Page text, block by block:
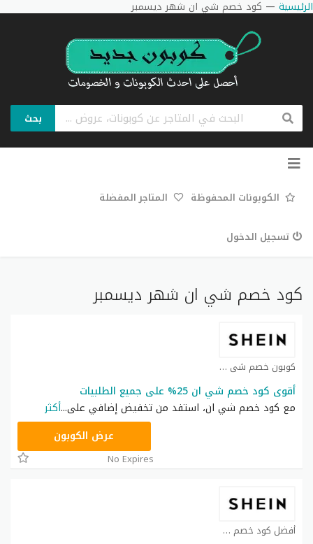
الرئيسية — كود خصم شي ان شهر ديسمبر
بحث
تخطي
الكوبونات المحفوظة المتاجر المفضلة
تسجيل الدخول
كود خصم شي ان شهر ديسمبر
كوبون خصم شي ان كوبون
أقوى كود خصم شي ان 25% على جميع الطلبيات
مع كود خصم شي ان، استفد من تخفيض إضافي على...أكثر
عرض الكوبون
No Expires
أفضل كود خصم شي ان كوبون